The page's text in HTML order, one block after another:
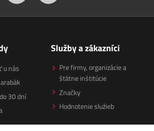
u nás
30 dní
Služby a zákazníci
Pre firmy, organizácie a
štátne inštitúcie
Značky
Hodnotenie služieb